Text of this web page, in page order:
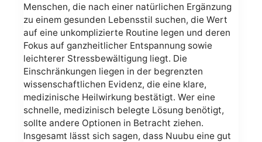
Menschen, die nach einer natürlichen Ergänzung
zu einem gesunden Lebensstil suchen, die Wert
auf eine unkomplizierte Routine legen und deren
Fokus auf ganzheitlicher Entspannung sowie
leichterer Stressbewältigung liegt. Die
Einschränkungen liegen in der begrenzten
wissenschaftlichen Evidenz, die eine klare,
medizinische Heilwirkung bestätigt. Wer eine
schnelle, medizinisch belegte Lösung benötigt,
sollte andere Optionen in Betracht ziehen.
Insgesamt lässt sich sagen, dass Nuubu eine gut